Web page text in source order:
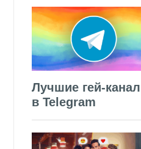
Лучшие гей-
в Telegram